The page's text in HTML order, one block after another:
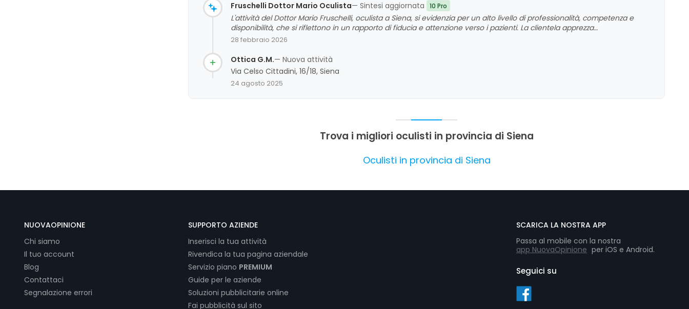
Fruschelli Dottor Mario Oculista— Sintesi aggiornata 10 Pro
L'attività del Dottor Mario Fruschelli, oculista a Siena, si evidenzia per un alto livello di professionalità, competenza e
disponibilità, che si riflettono in un rapporto di fiducia e attenzione verso i pazienti. La clientela apprezza
particolarmente la chiarezza nelle spiegazioni, l'aggiornamento professionale e l'impegno nel follow-up post operatorio.
affidabile e umano, capace di risolvere problematiche visive complesse.
28 febbraio 2026
Ottica G.M.— Nuova attività
Via Celso Cittadini, 16/18, Siena
24 agosto 2025
Trova i migliori oculisti in provincia di Siena
Oculisti in provincia di Siena
NUOVAOPINIONE
Chi siamo
Il tuo account
Blog
Contattaci
Segnalazione errori
SUPPORTO AZIENDE
Inserisci la tua attività
Rivendica la tua pagina aziendale
Servizio piano PREMIUM
Guide per le aziende
Soluzioni pubblicitarie online
Fai pubblicità sul sito
SCARICA LA NOSTRA APP
Passa al mobile con la nostra
app NuovaOpinione per iOS e Android.
Seguici su